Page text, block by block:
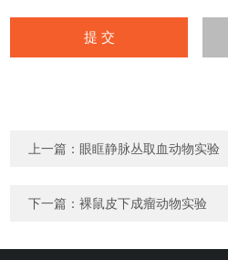
上一篇： 眼眶静脉丛取血动物实验
下一篇：裸鼠皮下成瘤动物实验